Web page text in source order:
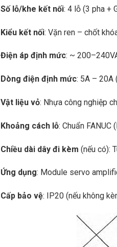
Số lỗ/khe kết nối: 4 lỗ (3 pha +
Kiểu kết nối: Vặn ren – chốt
Điện áp định mức: ~
Dòng điện định mức: 5A – 20A
Vật liệu vỏ: Nhựa công nghiệp
Khoảng cách lỗ: Chuẩn
Chiều dài dây đi kèm (nếu có):
Ứng dụng: Module servo
Cấp bảo vệ: IP20 (nếu không